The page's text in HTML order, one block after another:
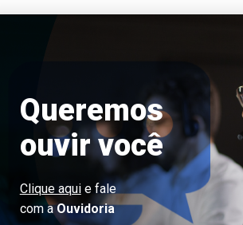
Queremos
ouvir você
Clique aquie fale
com aOuvidoria